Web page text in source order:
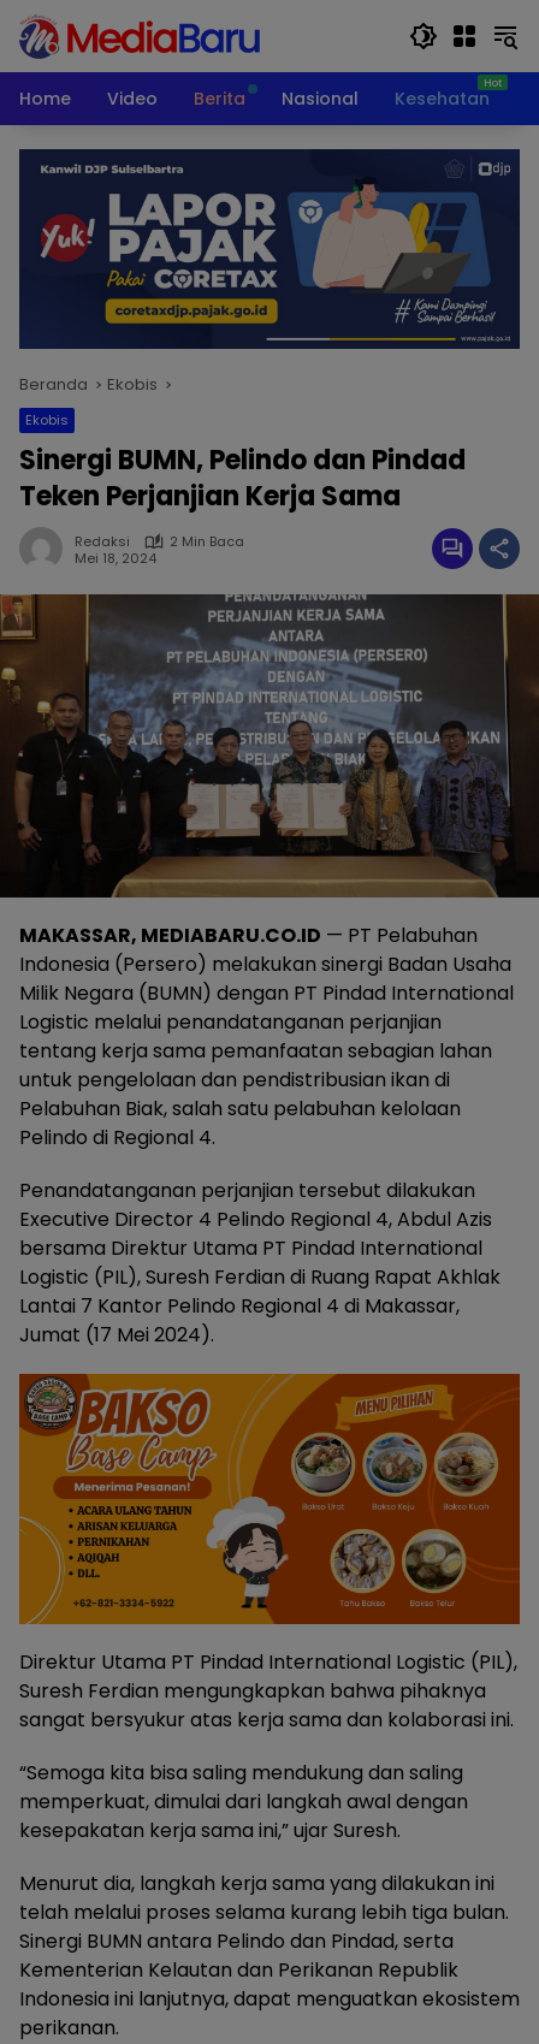
Langsung
konten
Home
Video Berita Nasional Kesehatan
Beranda Ekobis
Ekobis
Sinergi BUMN, Pelindo dan Pindad
Teken Perjanjian Kerja Sama
Redaksi
2 Min Baca
Mei 18, 2024
MAKASSAR, MEDIABARU.CO.ID — PT Pelabuhan
Indonesia (Persero) melakukan sinergi Badan Usaha
Milik Negara (BUMN) dengan PT Pindad International
Logistic melalui penandatanganan perjanjian
tentang kerja sama pemanfaatan sebagian lahan
untuk pengelolaan dan pendistribusian ikan di
Pelabuhan Biak, salah satu pelabuhan kelolaan
Pelindo di Regional 4.
Penandatanganan perjanjian tersebut dilakukan
Executive Director 4 Pelindo Regional 4, Abdul Azis
bersama Direktur Utama PT Pindad International
Logistic (PIL), Suresh Ferdian di Ruang Rapat Akhlak
Lantai 7 Kantor Pelindo Regional 4 di Makassar,
Jumat (17 Mei 2024).
Direktur Utama PT Pindad International Logistic (PIL),
Suresh Ferdian mengungkapkan bahwa pihaknya
sangat bersyukur atas kerja sama dan kolaborasi ini.
“Semoga kita bisa saling mendukung dan saling
memperkuat, dimulai dari langkah awal dengan
kesepakatan kerja sama ini,” ujar Suresh.
Menurut dia, langkah kerja sama yang dilakukan ini
telah melalui proses selama kurang lebih tiga bulan.
Sinergi BUMN antara Pelindo dan Pindad, serta
Kementerian Kelautan dan Perikanan Republik
Indonesia ini lanjutnya, dapat menguatkan ekosistem
perikanan.